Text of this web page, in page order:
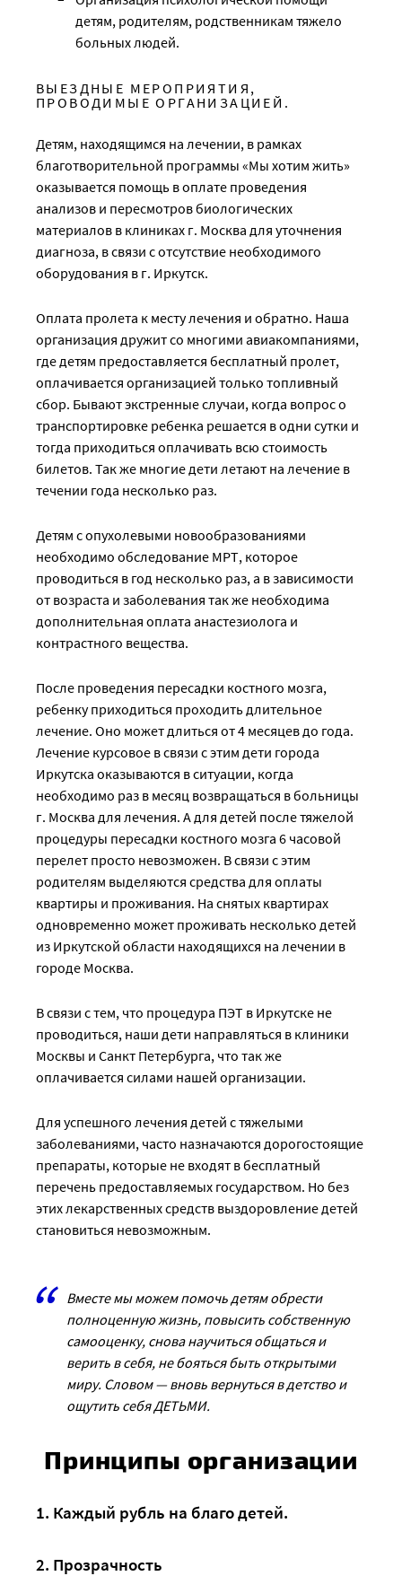
детям, родителям, родственникам тяжело
больных людей.
ВЫЕЗДНЫЕ МЕРОПРИЯТИЯ,
ПРОВОДИМЫЕ ОРГАНИЗАЦИЕЙ.
Детям, находящимся на лечении, в рамках
благотворительной программы «Мы хотим жить»
оказывается помощь в оплате проведения
анализов и пересмотров биологических
материалов в клиниках г. Москва для уточнения
диагноза, в связи с отсутствие необходимого
оборудования в г. Иркутск.
Оплата пролета к месту лечения и обратно. Наша
организация дружит со многими авиакомпаниями,
где детям предоставляется бесплатный пролет,
оплачивается организацией только топливный
сбор. Бывают экстренные случаи, когда вопрос о
транспортировке ребенка решается в одни сутки и
тогда приходиться оплачивать всю стоимость
билетов. Так же многие дети летают на лечение в
течении года несколько раз.
Детям с опухолевыми новообразованиями
необходимо обследование МРТ, которое
проводиться в год несколько раз, а в зависимости
от возраста и заболевания так же необходима
дополнительная оплата анастезиолога и
контрастного вещества.
После проведения пересадки костного мозга,
ребенку приходиться проходить длительное
лечение. Оно может длиться от 4 месяцев до года.
Лечение курсовое в связи с этим дети города
Иркутска оказываются в ситуации, когда
необходимо раз в месяц возвращаться в больницы
г. Москва для лечения. А для детей после тяжелой
процедуры пересадки костного мозга 6 часовой
перелет просто невозможен. В связи с этим
родителям выделяются средства для оплаты
квартиры и проживания. На снятых квартирах
одновременно может проживать несколько детей
из Иркутской области находящихся на лечении в
городе Москва.
В связи с тем, что процедура ПЭТ в Иркутске не
проводиться, наши дети направляться в клиники
Москвы и Санкт Петербурга, что так же
оплачивается силами нашей организации.
Для успешного лечения детей с тяжелыми
заболеваниями, часто назначаются дорогостоящие
препараты, которые не входят в бесплатный
перечень предоставляемых государством. Но без
этих лекарственных средств выздоровление детей
становиться невозможным.
Вместе мы можем помочь детям обрести
полноценную жизнь, повысить собственную
самооценку, снова научиться общаться и
верить в себя, не бояться быть открытыми
миру. Словом — вновь вернуться в детство и
ощутить себя ДЕТЬМИ.
Принципы организации
1. Каждый рубль на благо детей.
2. Прозрачность